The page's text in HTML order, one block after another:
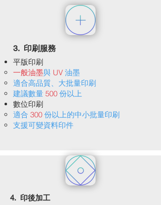
3. 印刷服務
平版印刷
一般油墨與 UV 油墨
適合高品質、大批量印刷
建議數量 500 份以上
數位印刷
適合 300 份以上的中小批量印刷
支援可變資料印件
4. 印後加工